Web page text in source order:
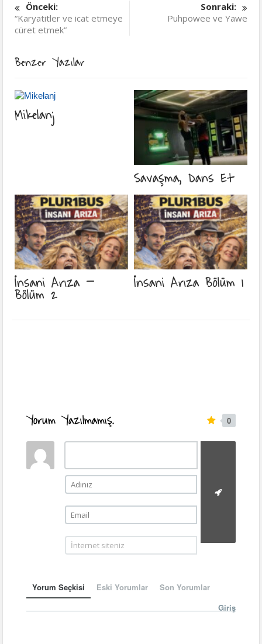
Önceki:
“Karyatitler ve icat etmeye
cüret etmek”
Sonraki:
Puhpowee ve Yawe
Benzer Yazılar
Mikelanj
Savaşma, Dans Et
İnsani Arıza –
Bölüm 2
İnsani Arıza Bölüm 1
Yorum Yazılmamış. 0
Yorum Seçkisi Eski Yorumlar
Son Yorumlar
Giriş